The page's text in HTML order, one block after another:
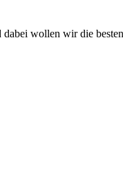
wollen wir die